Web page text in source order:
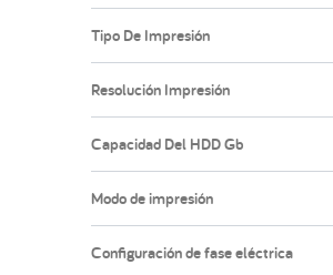
Tipo De Impresión
Resolución Impresión
Capacidad Del HDD Gb
Modo de impresión
Configuración de fase eléctrica